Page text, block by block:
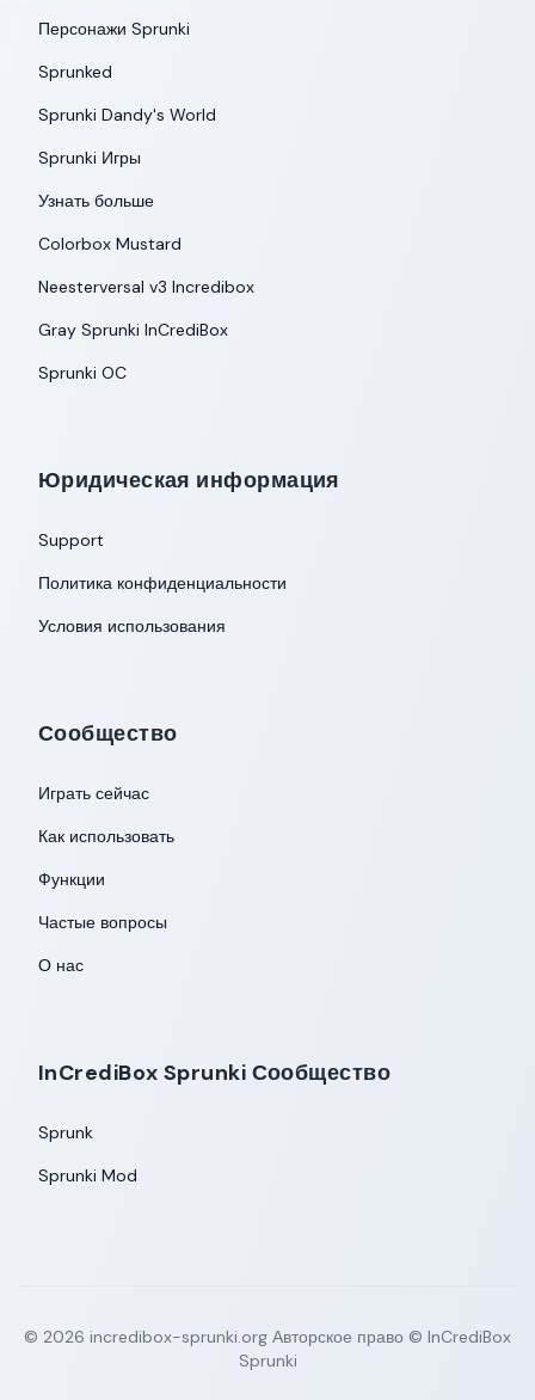
Персонажи Sprunki
Sprunked
Sprunki Dandy's World
Sprunki Игры
Узнать больше
Colorbox Mustard
Neesterversal v3 Incredibox
Gray Sprunki InCrediBox
Sprunki OC
Юридическая информация
Support
Политика конфиденциальности
Условия использования
Сообщество
Играть сейчас
Как использовать
Функции
Частые вопросы
О нас
InCrediBox Sprunki Сообщество
Sprunk
Sprunki Mod
© 2026 incredibox-sprunki.org Авторское право © InCrediBox
Sprunki